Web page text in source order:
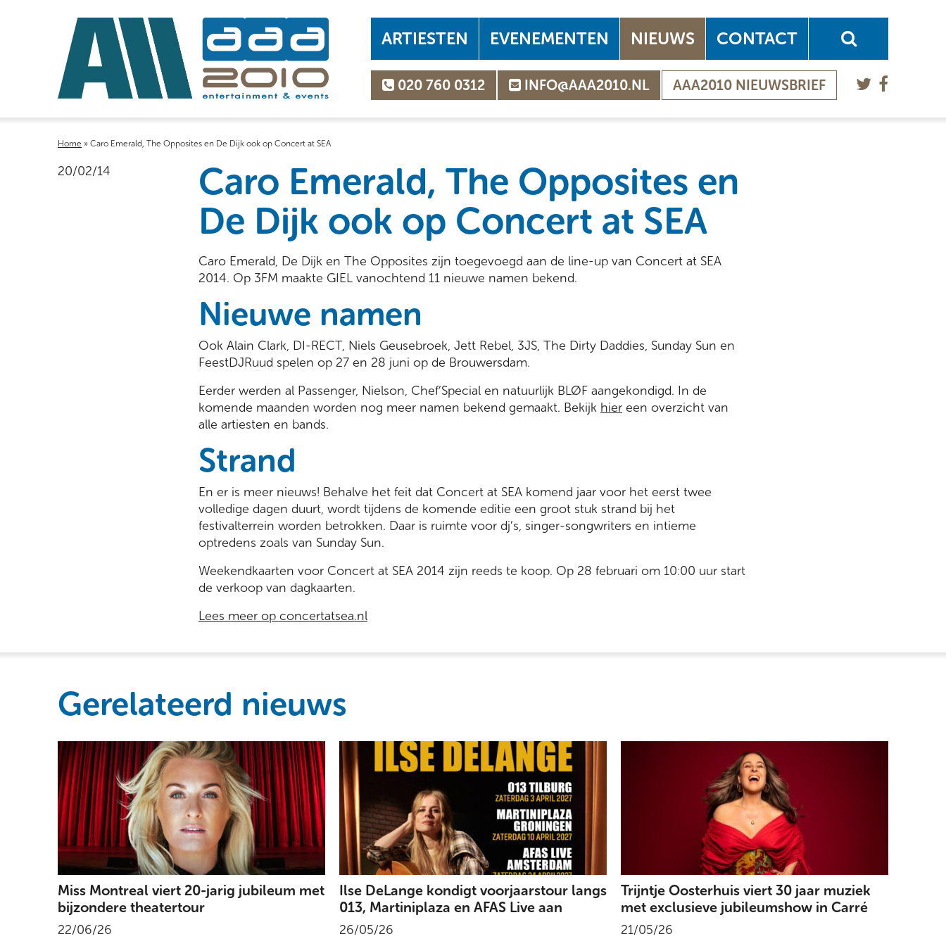
ARTIESTEN EVENEMENTEN NIEUWS CONTACT
020 760 0312 INFO@AAA2010.NL AAA2010 NIEUWSBRIEF
Home » Caro Emerald, The Opposites en De Dijk ook op Concert at SEA
20/02/14
Caro Emerald, The Opposites en
De Dijk ook op Concert at SEA
Caro Emerald, De Dijk en The Opposites zijn toegevoegd aan de line-up van Concert at SEA
2014. Op 3FM maakte GIEL vanochtend 11 nieuwe namen bekend.
Nieuwe namen
Ook Alain Clark, DI-RECT, Niels Geusebroek, Jett Rebel, 3JS, The Dirty Daddies, Sunday Sun en
FeestDJRuud spelen op 27 en 28 juni op de Brouwersdam.
Eerder werden al Passenger, Nielson, Chef’Special en natuurlijk BLØF aangekondigd. In de
komende maanden worden nog meer namen bekend gemaakt. Bekijk hier een overzicht van
alle artiesten en bands.
Strand
En er is meer nieuws! Behalve het feit dat Concert at SEA komend jaar voor het eerst twee
volledige dagen duurt, wordt tijdens de komende editie een groot stuk strand bij het
festivalterrein worden betrokken. Daar is ruimte voor dj’s, singer-songwriters en intieme
optredens zoals van Sunday Sun.
Weekendkaarten voor Concert at SEA 2014 zijn reeds te koop. Op 28 februari om 10:00 uur start
de verkoop van dagkaarten.
Lees meer op concertatsea.nl
Gerelateerd nieuws
Miss Montreal viert 20-jarig jubileum met
bijzondere theatertour
22/06/26
Ilse DeLange kondigt voorjaarstour langs
013, Martiniplaza en AFAS Live aan
26/05/26
Trijntje Oosterhuis viert 30 jaar muziek
met exclusieve jubileumshow in Carré
21/05/26